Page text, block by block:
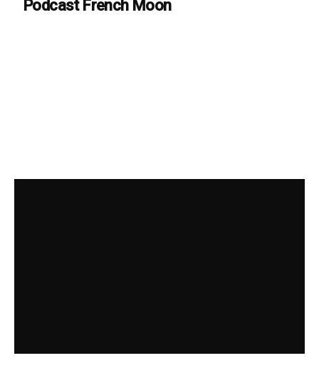
Podcast French Moon